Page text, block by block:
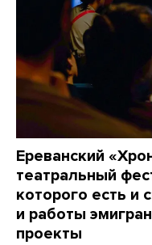
Ереванский
театральный
которого есть и
и работы
проекты